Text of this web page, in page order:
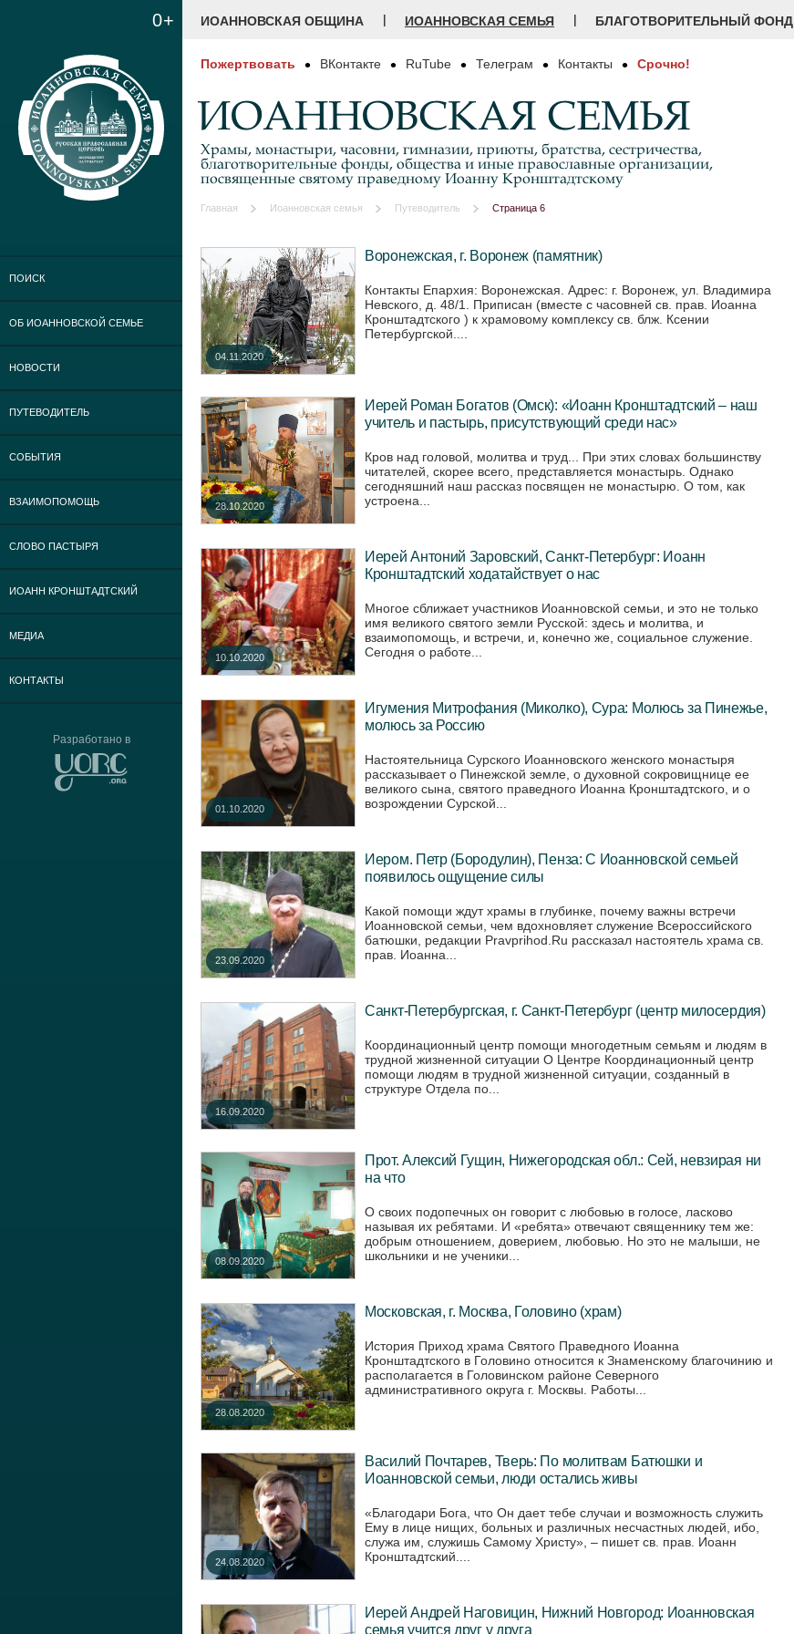
0+
ПОИСК
ОБ ИОАННОВСКОЙ СЕМЬЕ
НОВОСТИ
ПУТЕВОДИТЕЛЬ
СОБЫТИЯ
ВЗАИМОПОМОЩЬ
СЛОВО ПАСТЫРЯ
ИОАНН КРОНШТАДТСКИЙ
МЕДИА
КОНТАКТЫ
Разработано в
ИОАННОВСКАЯ ОБЩИНА | ИОАННОВСКАЯ СЕМЬЯ | БЛАГОТВОРИТЕЛЬНЫЙ ФОНД
Пожертвовать ВКонтакте RuTube Телеграм Контакты Срочно!
ИОАННОВСКАЯ СЕМЬЯ
Храмы, монастыри, часовни, гимназии, приюты, братства, сестричества,
благотворительные фонды, общества и иные православные организации,
посвященные святому праведному Иоанну Кронштадтскому
Главная Иоанновская семья Путеводитель Страница 6
04.11.2020
Воронежская, г. Воронеж (памятник)
Контакты Епархия: Воронежская. Адрес: г. Воронеж, ул. Владимира
Невского, д. 48/1. Приписан (вместе с часовней св. прав. Иоанна
Кронштадтского ) к храмовому комплексу св. блж. Ксении
Петербургской....
28.10.2020
Иерей Роман Богатов (Омск): «Иоанн Кронштадтский – наш
учитель и пастырь, присутствующий среди нас»
Кров над головой, молитва и труд... При этих словах большинству
читателей, скорее всего, представляется монастырь. Однако
сегодняшний наш рассказ посвящен не монастырю. О том, как
устроена...
10.10.2020
Иерей Антоний Заровский, Санкт-Петербург: Иоанн
Кронштадтский ходатайствует о нас
Многое сближает участников Иоанновской семьи, и это не только
имя великого святого земли Русской: здесь и молитва, и
взаимопомощь, и встречи, и, конечно же, социальное служение.
Сегодня о работе...
01.10.2020
Игумения Митрофания (Миколко), Сура: Молюсь за Пинежье,
молюсь за Россию
Настоятельница Сурского Иоанновского женского монастыря
рассказывает о Пинежской земле, о духовной сокровищнице ее
великого сына, святого праведного Иоанна Кронштадтского, и о
возрождении Сурской...
23.09.2020
Иером. Петр (Бородулин), Пенза: С Иоанновской семьей
появилось ощущение силы
Какой помощи ждут храмы в глубинке, почему важны встречи
Иоанновской семьи, чем вдохновляет служение Всероссийского
батюшки, редакции Pravprihod.Ru рассказал настоятель храма св.
прав. Иоанна...
16.09.2020
Санкт-Петербургская, г. Санкт-Петербург (центр милосердия)
Координационный центр помощи многодетным семьям и людям в
трудной жизненной ситуации О Центре Координационный центр
помощи людям в трудной жизненной ситуации, созданный в
структуре Отдела по...
08.09.2020
Прот. Алексий Гущин, Нижегородская обл.: Сей, невзирая ни
на что
О своих подопечных он говорит с любовью в голосе, ласково
называя их ребятами. И «ребята» отвечают священнику тем же:
добрым отношением, доверием, любовью. Но это не малыши, не
школьники и не ученики...
28.08.2020
Московская, г. Москва, Головино (храм)
История Приход храма Святого Праведного Иоанна
Кронштадтского в Головино относится к Знаменскому благочинию и
располагается в Головинском районе Северного
административного округа г. Москвы. Работы...
24.08.2020
Василий Почтарев, Тверь: По молитвам Батюшки и
Иоанновской семьи, люди остались живы
«Благодари Бога, что Он дает тебе случаи и возможность служить
Ему в лице нищих, больных и различных несчастных людей, ибо,
служа им, служишь Самому Христу», – пишет св. прав. Иоанн
Кронштадтский....
Иерей Андрей Наговицин, Нижний Новгород: Иоанновская
семья учится друг у друга